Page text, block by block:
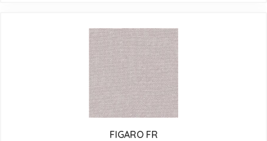
FIGARO FR